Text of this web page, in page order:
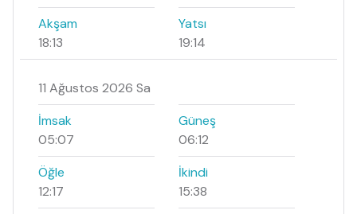
Akşam
18:13
Yatsı
19:14
11 Ağustos 2026 Sa
İmsak
05:07
Güneş
06:12
Öğle
12:17
İkindi
15:38